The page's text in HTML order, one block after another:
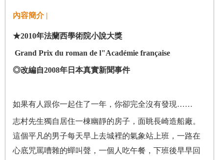
內容簡介 |
★2010年法蘭西學術院小說大獎
Grand Prix du roman de l"Académie française
◎改編自2008年日本真實新聞事件
如果有人跟你一起住了一年，你卻完全沒有發現……
志村先生獨自居住一棟幽靜的房子，面眺長崎造船廠。
這個平凡的男子每天早上去城裡的氣象站上班，一路在
心底咒罵嘈雜的蟬叫聲，一個人吃午餐，下班後早早回